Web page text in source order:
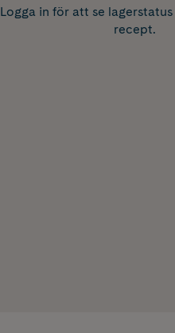
Logga in för att se
recept.